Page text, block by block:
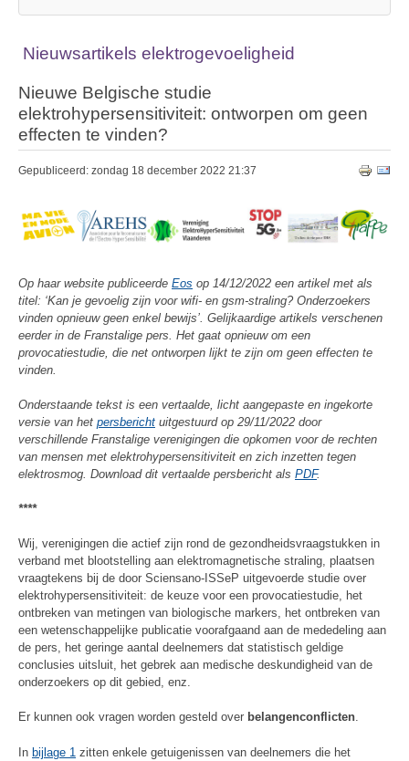
Nieuwsartikels elektrogevoeligheid
Nieuwe Belgische studie
elektrohypersensitiviteit: ontworpen om geen
effecten te vinden?
Gepubliceerd: zondag 18 december 2022 21:37
Op haar website publiceerde Eos op 14/12/2022 een artikel met als
titel: ‘Kan je gevoelig zijn voor wifi- en gsm-straling? Onderzoekers
vinden opnieuw geen enkel bewijs’. Gelijkaardige artikels verschenen
eerder in de Franstalige pers. Het gaat opnieuw om een
provocatiestudie, die net ontworpen lijkt te zijn om geen effecten te
vinden.
Onderstaande tekst is een vertaalde, licht aangepaste en ingekorte
versie van het persbericht uitgestuurd op 29/11/2022 door
verschillende Franstalige verenigingen die opkomen voor de rechten
van mensen met elektrohypersensitiviteit en zich inzetten tegen
elektrosmog. Download dit vertaalde persbericht als PDF.
****
Wij, verenigingen die actief zijn rond de gezondheidsvraagstukken in
verband met blootstelling aan elektromagnetische straling, plaatsen
vraagtekens bij de door Sciensano-ISSeP uitgevoerde studie over
elektrohypersensitiviteit: de keuze voor een provocatiestudie, het
ontbreken van metingen van biologische markers, het ontbreken van
een wetenschappelijke publicatie voorafgaand aan de mededeling aan
de pers, het geringe aantal deelnemers dat statistisch geldige
conclusies uitsluit, het gebrek aan medische deskundigheid van de
onderzoekers op dit gebied, enz.
Er kunnen ook vragen worden gesteld over belangenconflicten.
In bijlage 1 zitten enkele getuigenissen van deelnemers die het